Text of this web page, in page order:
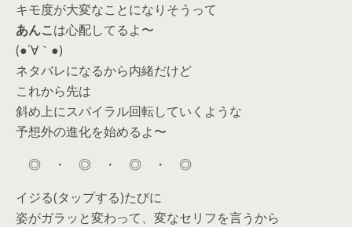
キモ度が大変なことになりそうって
あんこは心配してるよ〜
(●´∀｀●)
ネタバレになるから内緒だけど
これから先は
斜め上にスパイラル回転していくような
予想外の進化を始めるよ〜
◎ ・ ◎ ・ ◎ ・ ◎
イジる(タップする)たびに
姿がガラッと変わって、変なセリフを言うから